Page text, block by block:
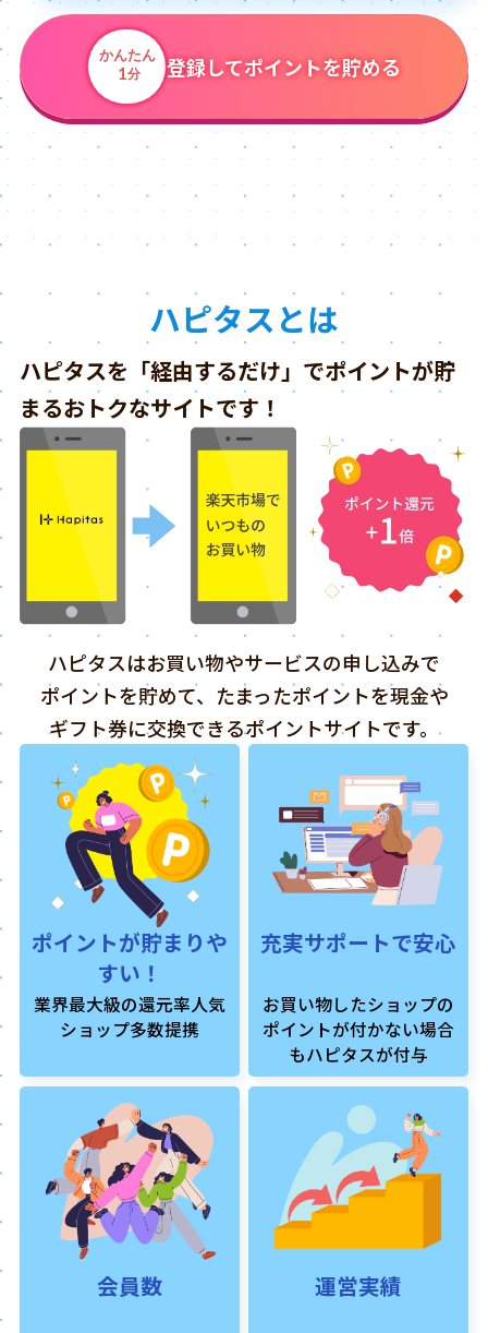
かんたん
1分 登録してポイントを貯める
ハピタスとは
ハピタスを「経由するだけ」でポイントが貯
まるおトクなサイトです！
ハピタスはお買い物やサービスの申し込みで
ポイントを貯めて、たまったポイントを現金や
ギフト券に交換できるポイントサイトです。
ポイントが貯まりや
すい！
業界最大級の還元率人気
ショップ多数提携
充実サポートで安心
お買い物したショップの
ポイントが付かない場合
もハピタスが付与
会員数 運営実績